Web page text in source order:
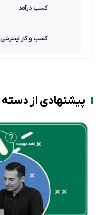
کسب درآمد
کسب و کار اینترنتی
پیشنهادی از دسته